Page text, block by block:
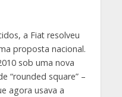
a Fiat resolveu
proposta nacional.
sob uma nova
“rounded square” –
agora usava a